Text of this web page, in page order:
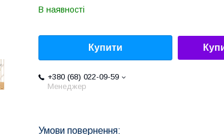
В наявності
Купити
+380 (68) 022-09-59
Менеджер